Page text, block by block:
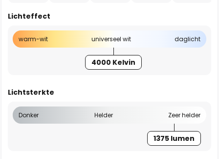
Lichteffect
warm-wit universeel wit daglicht
4000 Kelvin
Lichtsterkte
Donker Helder Zeer helder
1375 lumen